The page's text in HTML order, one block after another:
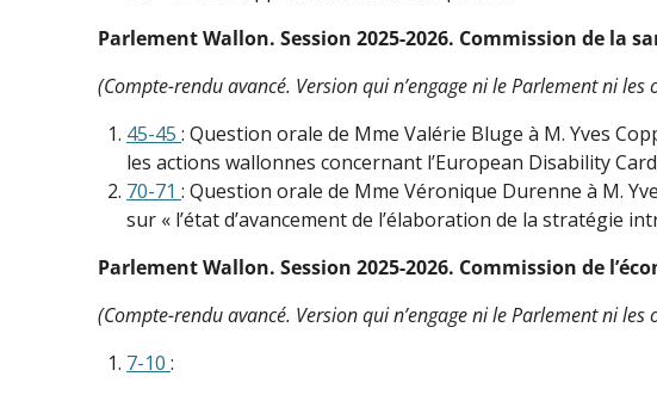
Parlement Wallon. Session 2025-2026. Commission de la
(Compte-rendu avancé. Version qui n’engage ni le Parlement ni les
45-45 : Question orale de Mme Valérie Bluge à M. Yves
les actions wallonnes concernant l’European Disability
70-71 : Question orale de Mme Véronique Durenne à M.
sur « l’état d’avancement de l’élaboration de la stratégie
Parlement Wallon. Session 2025-2026. Commission de
(Compte-rendu avancé. Version qui n’engage ni le Parlement ni les
7-10 :